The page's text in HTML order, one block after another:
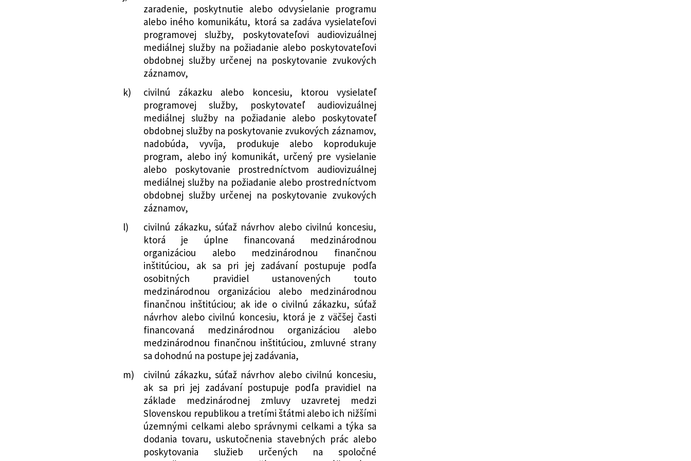
142/2024 Z. z.
Zákon o mimoriadnych opatreniach pre strategické
investície a pre výstavbu transeurópskej dopravnej
siete a o zmene a doplnení niektorých zákonov
179/2024 Z. z.
Zákon, ktorým sa mení a dopĺňa zákon č. 343/2015 Z. z.
o verejnom obstarávaní a o zmene a doplnení
niektorých zákonov v znení neskorších predpisov a
ktorým sa menia a dopĺňajú niektoré zákony
201/2024 Z. z.
Zákon, ktorým sa mení a dopĺňa zákon č. 575/2001 Z. z.
o organizácii činnosti vlády a organizácii ústrednej
štátnej správy v znení neskorších predpisov a ktorým
sa menia a dopĺňajú niektoré zákony
247/2024 Z. z.
Zákon o príspevkoch poskytovaných z Európskeho
poľnohospodárskeho fondu pre rozvoj vidieka a o
zmene a doplnení niektorých zákonov
381/2024 Z. z.
Zákon, ktorým sa dopĺňa zákon č. 343/2015 Z. z. o
verejnom obstarávaní a o zmene a doplnení niektorých
zákonov v znení neskorších predpisov
388/2024 Z. z.
Zákon, ktorým sa mení a dopĺňa zákon č. 121/2022 Z. z.
o príspevkoch z fondov Európskej únie a o zmene a
doplnení niektorých zákonov v znení neskorších
predpisov a ktorým sa menia a dopĺňajú niektoré
zákony
153/2025 Z. z.
Zákon, ktorým sa mení a dopĺňa zákon č. 595/2003 Z. z.
o dani z príjmov v znení neskorších predpisov a o
zmene a doplnení niektorých zákonov
385/2025 Z. z.
Zákon, ktorým sa mení a dopĺňa zákon č. 222/2004 Z. z.
o dani z pridanej hodnoty v znení neskorších
predpisov a ktorým sa menia a dopĺňajú niektoré
zákony
Zákon, ktorým sa mení a dopĺňa zákon č. 56/2018 Z. z. o
posudzovaní zhody výrobku, sprístupňovaní určeného
výrobku na trhu a o zmene a doplnení niektorých
zákonov v znení neskorších predpisov a ktorým sa
menia a dopĺňajú niektoré zákony
zaradenie, poskytnutie alebo odvysielanie programu
alebo iného komunikátu, ktorá sa zadáva vysielateľovi
programovej služby, poskytovateľovi audiovizuálnej
mediálnej služby na požiadanie alebo poskytovateľovi
obdobnej služby určenej na poskytovanie zvukových
záznamov,
k)
civilnú zákazku alebo koncesiu, ktorou vysielateľ
programovej služby, poskytovateľ audiovizuálnej
mediálnej služby na požiadanie alebo poskytovateľ
obdobnej služby na poskytovanie zvukových záznamov,
nadobúda, vyvíja, produkuje alebo koprodukuje
program, alebo iný komunikát, určený pre vysielanie
alebo poskytovanie prostredníctvom audiovizuálnej
mediálnej služby na požiadanie alebo prostredníctvom
obdobnej služby určenej na poskytovanie zvukových
záznamov,
l)
civilnú zákazku, súťaž návrhov alebo civilnú koncesiu,
ktorá je úplne financovaná medzinárodnou
organizáciou alebo medzinárodnou finančnou
inštitúciou, ak sa pri jej zadávaní postupuje podľa
osobitných pravidiel ustanovených touto
medzinárodnou organizáciou alebo medzinárodnou
finančnou inštitúciou; ak ide o civilnú zákazku, súťaž
návrhov alebo civilnú koncesiu, ktorá je z väčšej časti
financovaná medzinárodnou organizáciou alebo
medzinárodnou finančnou inštitúciou, zmluvné strany
sa dohodnú na postupe jej zadávania,
m)
civilnú zákazku, súťaž návrhov alebo civilnú koncesiu,
ak sa pri jej zadávaní postupuje podľa pravidiel na
základe medzinárodnej zmluvy uzavretej medzi
Slovenskou republikou a tretími štátmi alebo ich nižšími
územnými celkami alebo správnymi celkami a týka sa
dodania tovaru, uskutočnenia stavebných prác alebo
poskytovania služieb určených na spoločné